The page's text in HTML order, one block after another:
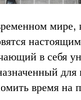
мире,
в себя
для
время на